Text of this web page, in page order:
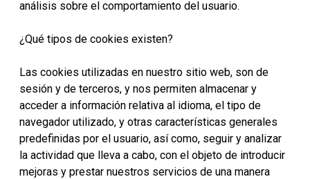
análisis sobre el comportamiento del usuario.
¿Qué tipos de cookies existen?
Las cookies utilizadas en nuestro sitio web, son de
sesión y de terceros, y nos permiten almacenar y
acceder a información relativa al idioma, el tipo de
navegador utilizado, y otras características generales
predefinidas por el usuario, así como, seguir y analizar
la actividad que lleva a cabo, con el objeto de introducir
mejoras y prestar nuestros servicios de una manera